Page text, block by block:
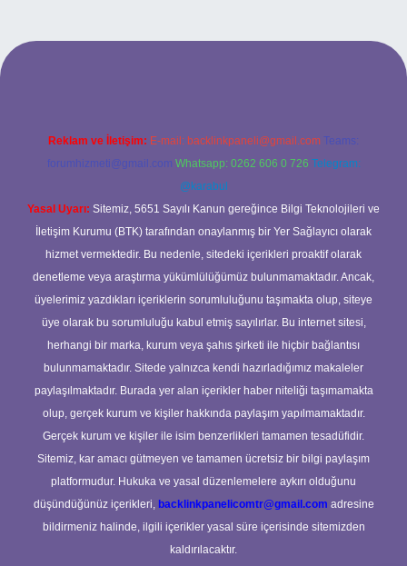
giriş
Reklam ve İletişim: E-mail: backlinkpaneli@gmail.com Teams:
forumhizmeti@gmail.com Whatsapp: 0262 606 0 726 Telegram:
@karabul
Yasal Uyarı: Sitemiz, 5651 Sayılı Kanun gereğince Bilgi Teknolojileri ve
İletişim Kurumu (BTK) tarafından onaylanmış bir Yer Sağlayıcı olarak
hizmet vermektedir. Bu nedenle, sitedeki içerikleri proaktif olarak
denetleme veya araştırma yükümlülüğümüz bulunmamaktadır. Ancak,
üyelerimiz yazdıkları içeriklerin sorumluluğunu taşımakta olup, siteye
üye olarak bu sorumluluğu kabul etmiş sayılırlar. Bu internet sitesi,
herhangi bir marka, kurum veya şahıs şirketi ile hiçbir bağlantısı
bulunmamaktadır. Sitede yalnızca kendi hazırladığımız makaleler
paylaşılmaktadır. Burada yer alan içerikler haber niteliği taşımamakta
olup, gerçek kurum ve kişiler hakkında paylaşım yapılmamaktadır.
Gerçek kurum ve kişiler ile isim benzerlikleri tamamen tesadüfidir.
Sitemiz, kar amacı gütmeyen ve tamamen ücretsiz bir bilgi paylaşım
platformudur. Hukuka ve yasal düzenlemelere aykırı olduğunu
düşündüğünüz içerikleri, backlinkpanelicomtr@gmail.com adresine
bildirmeniz halinde, ilgili içerikler yasal süre içerisinde sitemizden
kaldırılacaktır.